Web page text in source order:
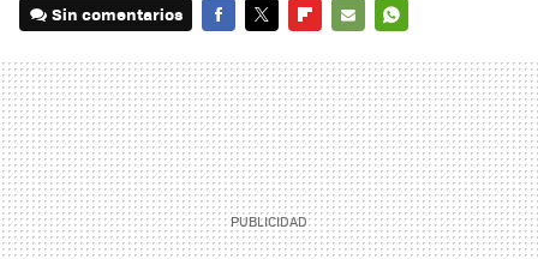
Sin comentarios
MAIL